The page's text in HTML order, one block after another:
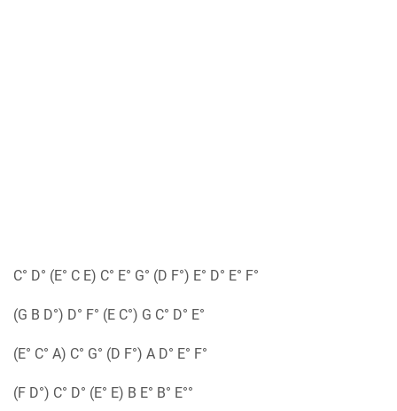
C° D° (E° C E) C° E° G° (D F°) E° D° E° F°
(G B D°) D° F° (E C°) G C° D° E°
(E° C° A) C° G° (D F°) A D° E° F°
(F D°) C° D° (E° E) B E° B° E°°